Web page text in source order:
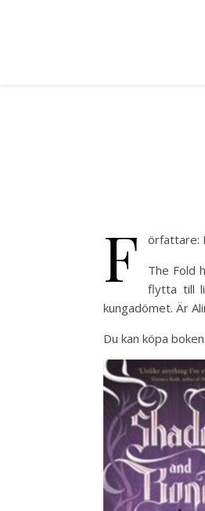
F
örfattare:
The Fold
flytta till
kungadömet. Är
Du kan köpa boken